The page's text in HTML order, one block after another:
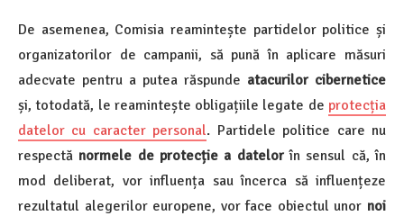
De asemenea, Comisia reamintește partidelor politice și
organizatorilor de campanii, să pună în aplicare măsuri
adecvate pentru a putea răspunde atacurilor cibernetice
și, totodată, le reamintește obligațiile legate de protecția
datelor cu caracter personal. Partidele politice care nu
respectă normele de protecție a datelorîn sensul că, în
mod deliberat, vor influența sau încerca să influențeze
rezultatul alegerilor europene, vor face obiectul unor noi